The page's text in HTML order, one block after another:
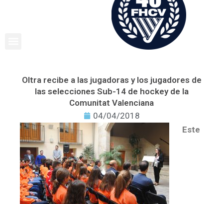
Oltra recibe a las jugadoras y los jugadores de
las selecciones Sub-14 de hockey de la
Comunitat Valenciana
04/04/2018
Este